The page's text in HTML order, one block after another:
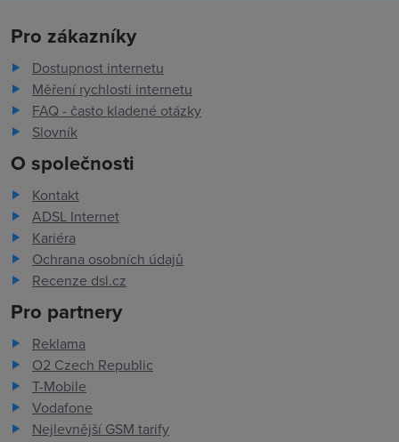
Pro zákazníky
Dostupnost internetu
Měření rychlosti internetu
FAQ - často kladené otázky
Slovník
O společnosti
Kontakt
ADSL Internet
Kariéra
Ochrana osobních údajů
Recenze dsl.cz
Pro partnery
Reklama
O2 Czech Republic
T-Mobile
Vodafone
Nejlevnější GSM tarify